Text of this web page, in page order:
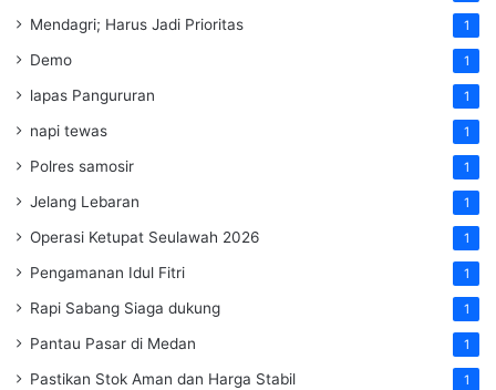
Mendagri; Harus Jadi Prioritas 1
Demo 1
lapas Pangururan 1
napi tewas 1
Polres samosir 1
Jelang Lebaran 1
Operasi Ketupat Seulawah 2026 1
Pengamanan Idul Fitri 1
Rapi Sabang Siaga dukung 1
Pantau Pasar di Medan 1
Pastikan Stok Aman dan Harga Stabil 1